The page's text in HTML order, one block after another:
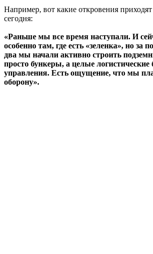
Например, вот какие откровения
сегодня:
«Раньше мы все время наступали. И
особенно там, где есть «зеленка», но за
два мы начали активно строить
просто бункеры, а целые
управления. Есть ощущение, что мы
оборону».